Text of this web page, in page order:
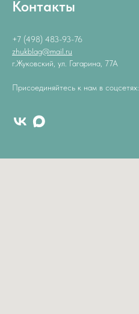
Контакты
+7 (498) 483-93-76
zhukblag@mail.ru
г.Жуковский, ул. Гагарина, 77А
Присоединяйтесь к нам в соцсетях: